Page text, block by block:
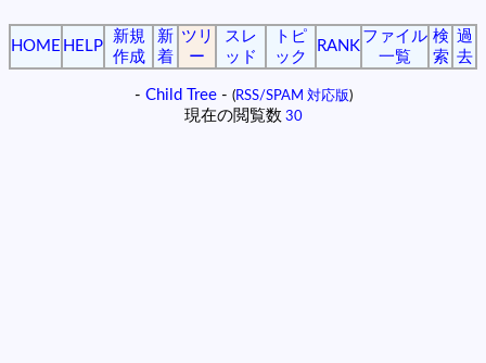
HOME HELP
新規
作成
新
着
ツリ
ー
スレ
ッド
トピ
ック
RANK
ファイル
一覧
検
索
過
去
- Child Tree- (RSS/SPAM 対応版)
現在の閲覧数 30